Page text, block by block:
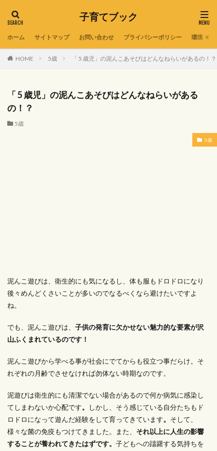
子育てブック
ホーム サイトマップ お問い合わせ プライバシーポリシー 環境
HOME 5歳 「 5 歳児」の泥んこあそびはどんなねらいがあるの！？
「 5 歳児」の泥んこあそびはどんなねらいがある
の！？
5歳
5歳
泥んこ遊びは、衛生的にも気になるし、体も服もドロドロになり
後々めんどくさいことが多いのでなるべくなら避けたいですよ
ね。
でも、泥んこ遊びは、 子供の発育に欠かせない魅力的な要素が沢
山ふくまれているのです！
泥んこ遊びから学べる事が社会にでてからも役立つ事だらけ。そ
れぞれの月齢でさせなければ勿体ない時期なのです。
泥遊びは衛生的にも清潔でない場合があるので何か病気に感染し
てしまわないか心配です。
しかし、そう感じている自分たちもド
ロドロになって遊んだ経験をして育ってきています。 そして、
様々な菌の免疫もつけてきました。また、 それ以上に人生の影響
することが養われてきたはずです。 子どもへの躊躇する気持ちを